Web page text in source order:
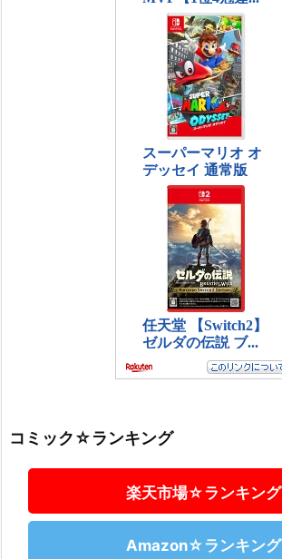
コミック☆ランキング
楽天市場☆ランキング
Amazon☆ランキング